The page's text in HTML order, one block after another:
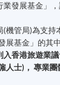
業發展基金」
(機管局)為支
展基金」的其
入香港旅遊業
人士)， 專業